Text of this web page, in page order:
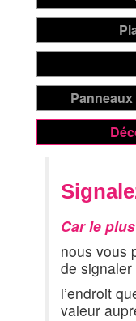
Car le
nous vous
de signaler
l’endroit
valeur